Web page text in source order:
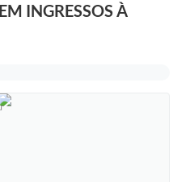
INGRESSOS À